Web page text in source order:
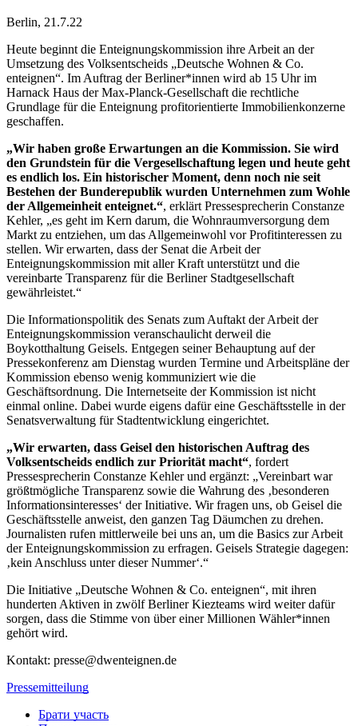
Berlin, 21.7.22
Heute beginnt die Enteignungskommission ihre Arbeit an der
Umsetzung des Volksentscheids „Deutsche Wohnen & Co.
enteignen“. Im Auftrag der Berliner*innen wird ab 15 Uhr im
Harnack Haus der Max-Planck-Gesellschaft die rechtliche
Grundlage für die Enteignung profitorientierte Immobilienkonzerne
geschaffen.
„Wir haben große Erwartungen an die Kommission. Sie wird
den Grundstein für die Vergesellschaftung legen und heute geht
es endlich los. Ein historischer Moment, denn noch nie seit
Bestehen der Bunderepublik wurden Unternehmen zum Wohle
der Allgemeinheit enteignet.“, erklärt Pressesprecherin Constanze
Kehler, „es geht im Kern darum, die Wohnraumversorgung dem
Markt zu entziehen, um das Allgemeinwohl vor Profitinteressen zu
stellen. Wir erwarten, dass der Senat die Arbeit der
Enteignungskommission mit aller Kraft unterstützt und die
vereinbarte Transparenz für die Berliner Stadtgesellschaft
gewährleistet.“
Die Informationspolitik des Senats zum Auftakt der Arbeit der
Enteignungskommission veranschaulicht derweil die
Boykotthaltung Geisels. Entgegen seiner Behauptung auf der
Pressekonferenz am Dienstag wurden Termine und Arbeitspläne der
Kommission ebenso wenig kommuniziert wie die
Geschäftsordnung. Die Internetseite der Kommission ist nicht
einmal online. Dabei wurde eigens dafür eine Geschäftsstelle in der
Senatsverwaltung für Stadtentwicklung eingerichtet.
„Wir erwarten, dass Geisel den historischen Auftrag des
Volksentscheids endlich zur Priorität macht“, fordert
Pressesprecherin Constanze Kehler und ergänzt: „Vereinbart war
größtmögliche Transparenz sowie die Wahrung des ‚besonderen
Informationsinteresses‘ der Initiative. Wir fragen uns, ob Geisel die
Geschäftsstelle anweist, den ganzen Tag Däumchen zu drehen.
Journalisten rufen mittlerweile bei uns an, um die Basics zur Arbeit
der Enteignungskommission zu erfragen. Geisels Strategie dagegen:
‚kein Anschluss unter dieser Nummer‘.“
Die Initiative „Deutsche Wohnen & Co. enteignen“, mit ihren
hunderten Aktiven in zwölf Berliner Kiezteams wird weiter dafür
sorgen, dass die Stimme von über einer Millionen Wähler*innen
gehört wird.
Kontakt: presse@dwenteignen.de
Pressemitteilung
Брати участь